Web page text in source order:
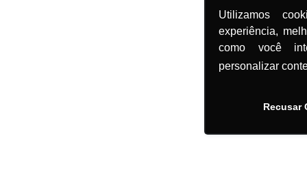
Utilizamos
experiência,
como você
personalizar
Recusar